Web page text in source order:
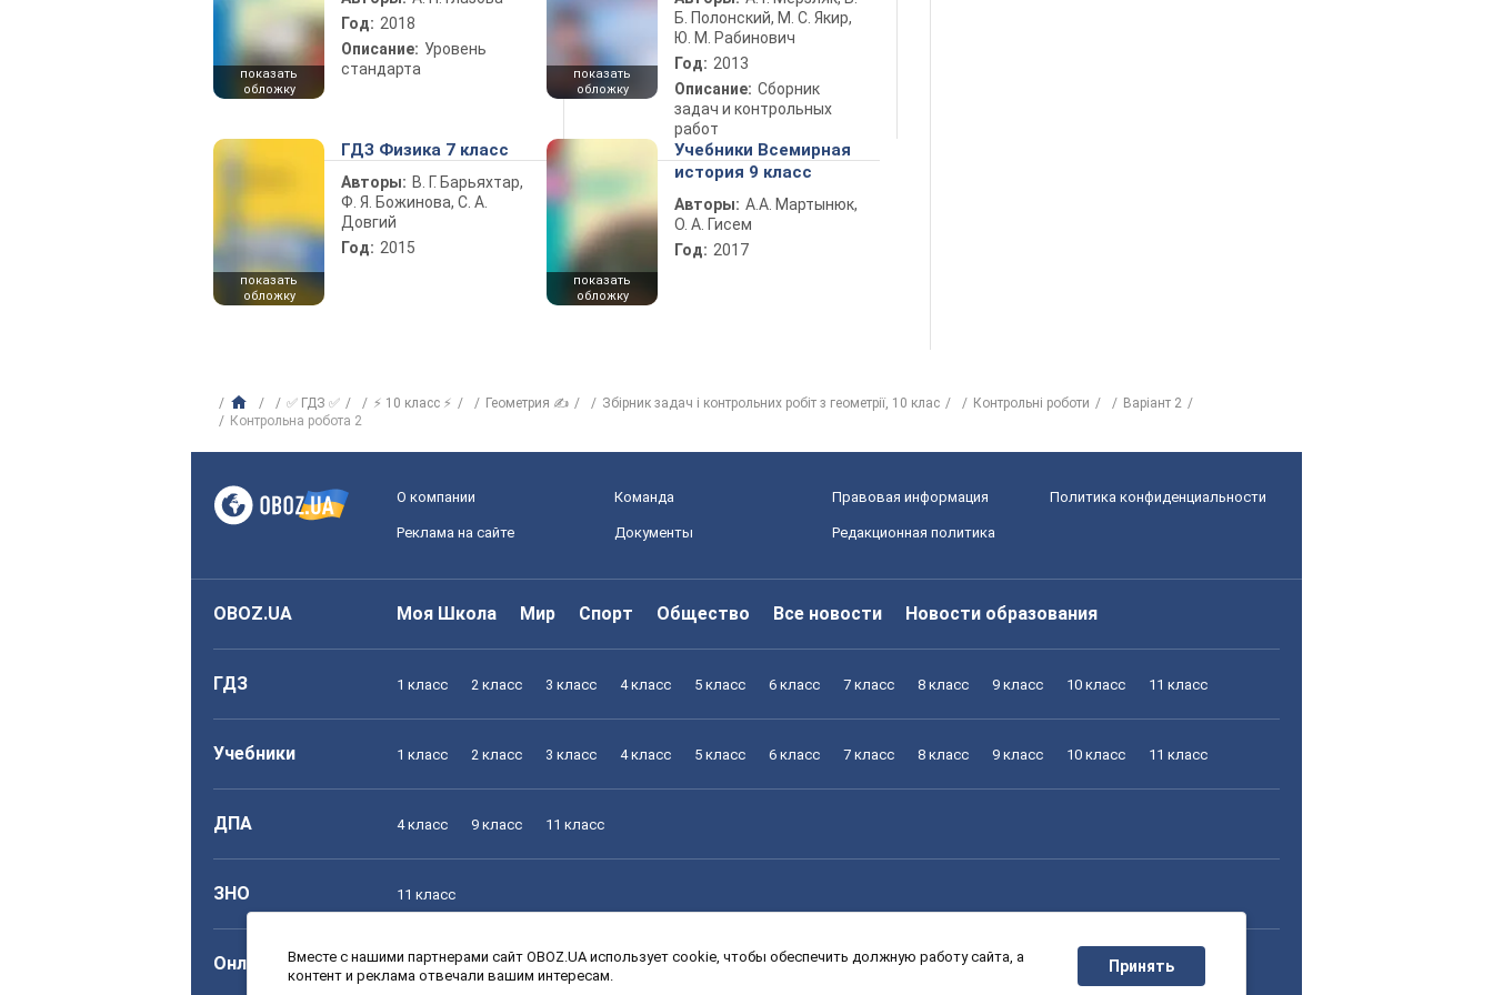
показать
обложку
Год: 2018
Описание: Уровень
стандарта
показать
обложку
Б. Полонский, М. С. Якир,
Ю. М. Рабинович
Год: 2013
Описание: Сборник
задач и контрольных
работ
показать
обложку
ГДЗ Физика 7 класс
Авторы: В. Г. Барьяхтар,
Ф. Я. Божинова, С. А.
Довгий
Год: 2015
показать
обложку
Учебники Всемирная
история 9 класс
Авторы: А.А. Мартынюк,
О. А. Гисем
Год: 2017
✅ ГДЗ ✅ ⚡ 10 класс ⚡ Геометрия ✍ Збірник задач і контрольних робіт з геометрії, 10 клас Контрольні роботи
Варіант 2
Контрольна робота 2
О компании Команда Правовая информация Политика конфиденциальности
Реклама на сайте Документы Редакционная политика
OBOZ.UA Моя Школа Мир Спорт Общество Все новости Новости образования
ГДЗ 1 класс 2 класс 3 класс 4 класс 5 класс 6 класс 7 класс 8 класс 9 класс 10 класс 11 класс
Учебники 1 класс 2 класс 3 класс 4 класс 5 класс 6 класс 7 класс 8 класс 9 класс 10 класс 11 класс
ДПА 4 класс 9 класс 11 класс
ЗНО 11 класс
Онлайн уроки 1 класс 2 класс 3 класс 4 класс 5 класс 6 класс 7 класс 8 класс 9 класс 10 класс 11 класс
Вместе с нашими партнерами сайт OBOZ.UA использует cookie, чтобы обеспечить должную работу сайта, а
контент и реклама отвечали вашим интересам.
Принять